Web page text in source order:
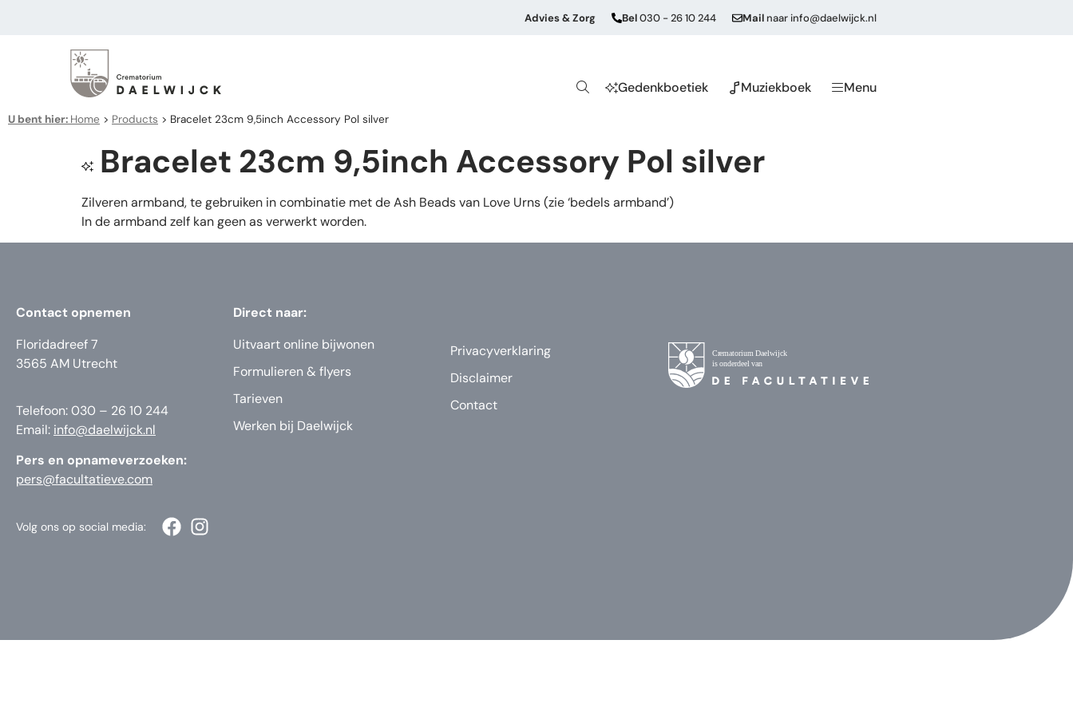
Advies & Zorg Bel030 - 26 10 244 Mail naarinfo@daelwijck.nl
Gedenkboetiek Muziekboek Menu
U bent hier: Home > Products > Bracelet 23cm 9,5inch Accessory Pol silver
Bracelet 23cm 9,5inch Accessory Pol silver
Zilveren armband, te gebruiken in combinatie met de Ash Beads van Love Urns (zie ‘bedels armband’)
In de armband zelf kan geen as verwerkt worden.
Contact opnemen
Floridadreef 7
3565 AM Utrecht
Telefoon: 030 – 26 10 244
Email: info@daelwijck.nl
Pers en opnameverzoeken:
pers@facultatieve.com
Direct naar:
Uitvaart online bijwonen
Formulieren & flyers
Tarieven
Werken bij Daelwijck
Privacyverklaring
Disclaimer
Contact
Volg ons op social media: